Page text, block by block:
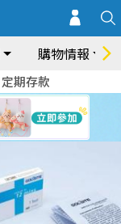
購物情報
定期存款